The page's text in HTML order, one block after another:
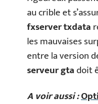
au crible et
fxserver txdata
les mauvaises
entre la version
serveur gtadoit
A voir aussi :